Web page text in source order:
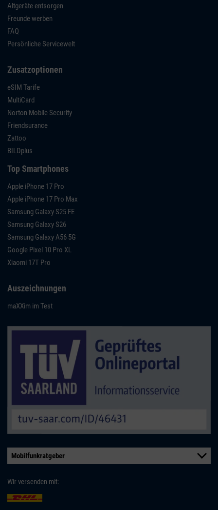
Altgeräte entsorgen
Freunde werben
FAQ
Persönliche Servicewelt
Zusatzoptionen
eSIM Tarife
MultiCard
Norton Mobile Security
Friendsurance
Zattoo
BILDplus
Top Smartphones
Apple iPhone 17 Pro
Apple iPhone 17 Pro Max
Samsung Galaxy S25 FE
Samsung Galaxy S26
Samsung Galaxy A56 5G
Google Pixel 10 Pro XL
Xiaomi 17T Pro
Auszeichnungen
maXXim im Test
Mobilfunkratgeber
Wir versenden mit: